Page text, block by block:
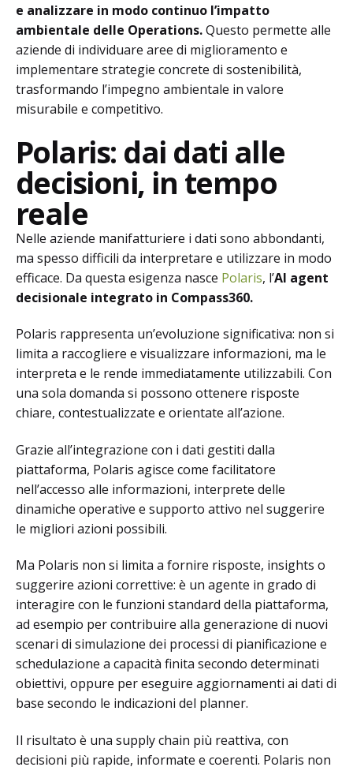
e analizzare in modo continuo l’impatto
ambientale delle Operations.Questo permette alle
aziende di individuare aree di miglioramento e
implementare strategie concrete di sostenibilità,
trasformando l’impegno ambientale in valore
misurabile e competitivo.
Polaris: dai dati alle
decisioni, in tempo
reale
Nelle aziende manifatturiere i dati sono abbondanti,
ma spesso difficili da interpretare e utilizzare in modo
efficace. Da questa esigenza nasce Polaris, l’AI agent
decisionale integrato in Compass360.
Polaris rappresenta un’evoluzione significativa: non si
limita a raccogliere e visualizzare informazioni, ma le
interpreta e le rende immediatamente utilizzabili. Con
una sola domanda si possono ottenere risposte
chiare, contestualizzate e orientate all’azione.
Grazie all’integrazione con i dati gestiti dalla
piattaforma, Polaris agisce come facilitatore
nell’accesso alle informazioni, interprete delle
dinamiche operative e supporto attivo nel suggerire
le migliori azioni possibili.
Ma Polaris non si limita a fornire risposte, insights o
suggerire azioni correttive: è un agente in grado di
interagire con le funzioni standard della piattaforma,
ad esempio per contribuire alla generazione di nuovi
scenari di simulazione dei processi di pianificazione e
schedulazione a capacità finita secondo determinati
obiettivi, oppure per eseguire aggiornamenti ai dati di
base secondo le indicazioni del planner.
Il risultato è una supply chain più reattiva, con
decisioni più rapide, informate e coerenti. Polaris non